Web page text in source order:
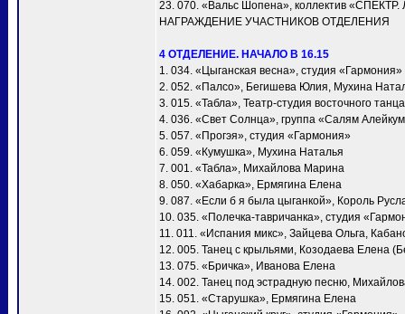
23. 070. «Вальс Шопена», коллектив «СПЕКТР.
НАГРАЖДЕНИЕ УЧАСТНИКОВ ОТДЕЛЕНИЯ
4 ОТДЕЛЕНИЕ. НАЧАЛО В 16.15
1. 034. «Цыганская весна», студия «Гармония»
2. 052. «Палсо», Бегишева Юлия, Мухина
3. 015. «Табла», Театр-студия восточного
4. 036. «Свет Солнца», группа «Салям
5. 057. «Прогэя», студия «Гармония»
6. 059. «Кумушка», Мухина Наталья
7. 001. «Taбла», Михайлова Марина
8. 050. «Хабарка», Ермягина Елена
9. 087. «Если б я была цыганкой», Король
10. 035. «Полечка-тавричанка», студия
11. 011. «Испания микс», Зайцева Ольга,
12. 005. Танец с крыльями, Козодаева Елена
13. 075. «Бричка», Иванова Елена
14. 002. Танец под эстрадную песню,
15. 051. «Старушка», Ермягина Елена